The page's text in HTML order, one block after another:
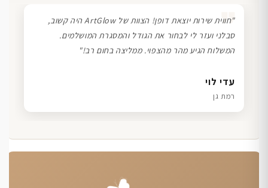
שרון כהן
תל אביב
❞
"חווית שירות יוצאת דופן! הצוות של ArtGlow היה קשוב,
סבלני ועזר לי לבחור את הגודל והמסגרת המושלמים.
המשלוח הגיע מהר מהצפוי. ממליצה בחום רב!"
עדי לוי
רמת גן
דנה גל
חיפה
ליאת ויוסי מ.
הוד השרון